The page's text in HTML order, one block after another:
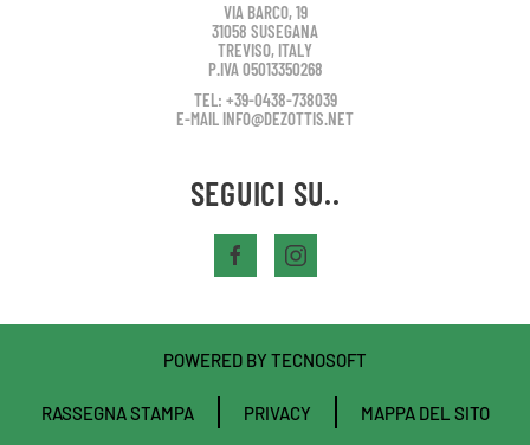
VIA BARCO, 19
31058 SUSEGANA
TREVISO, ITALY
P.IVA 05013350268
TEL: +39-0438-738039
E-MAIL INFO@DEZOTTIS.NET
SEGUICI SU..
POWERED BY TECNOSOFT
RASSEGNA STAMPA PRIVACY MAPPA DEL SITO